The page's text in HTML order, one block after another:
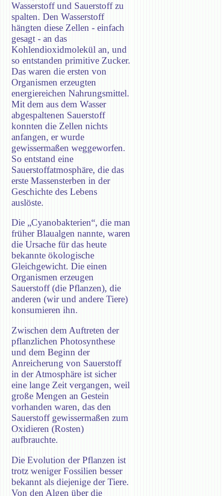
Wasserstoff und Sauerstoff zu
spalten. Den Wasserstoff
hängten diese Zellen - einfach
gesagt - an das
Kohlendioxidmolekül an, und
so entstanden primitive Zucker.
Das waren die ersten von
Organismen erzeugten
energiereichen Nahrungsmittel.
Mit dem aus dem Wasser
abgespaltenen Sauerstoff
konnten die Zellen nichts
anfangen, er wurde
gewissermaßen weggeworfen.
So entstand eine
Sauerstoffatmosphäre, die das
erste Massensterben in der
Geschichte des Lebens
auslöste.
Die „Cyanobakterien“, die man
früher Blaualgen nannte, waren
die Ursache für das heute
bekannte ökologische
Gleichgewicht. Die einen
Organismen erzeugen
Sauerstoff (die Pflanzen), die
anderen (wir und andere Tiere)
konsumieren ihn.
Zwischen dem Auftreten der
pflanzlichen Photosynthese
und dem Beginn der
Anreicherung von Sauerstoff
in der Atmosphäre ist sicher
eine lange Zeit vergangen, weil
große Mengen an Gestein
vorhanden waren, das den
Sauerstoff gewissermaßen zum
Oxidieren (Rosten)
aufbrauchte.
Die Evolution der Pflanzen ist
trotz weniger Fossilien besser
bekannt als diejenige der Tiere.
Von den Algen über die